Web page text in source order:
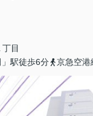
丁目
駅徒歩6分
京急空港